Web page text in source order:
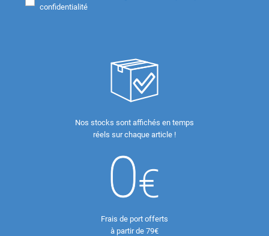
confidentialité
Nos stocks sont affichés en temps
réels sur chaque article !
Frais de port offerts
à partir de 79€